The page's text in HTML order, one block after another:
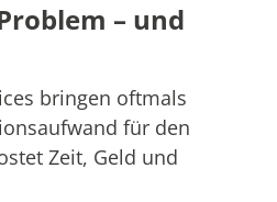
– und
bringen oftmals
für den
Zeit, Geld und